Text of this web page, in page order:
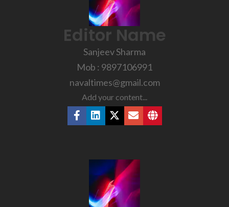
Editor Name
Sanjeev Sharma
Mob : 9897106991
navaltimes@gmail.com
Add your content...